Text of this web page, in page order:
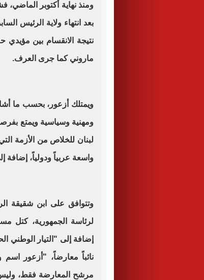
ومنذ نهاية أكتوبر
نتيجة الانقسام بين
ماروني كما جرى العرف.
ويمتلك أزعور، بحسب ما
ومهنية وسياسية ويمتع
لبنان للخلاص من الأزمة
واسعة عربياً ودولياً، إضافة
وتتوافق على ابن شقيقة
لرئاسة الجمهورية، كتل
نائباً معارضاً، "أزعور
مرشح المعارضة فقط،